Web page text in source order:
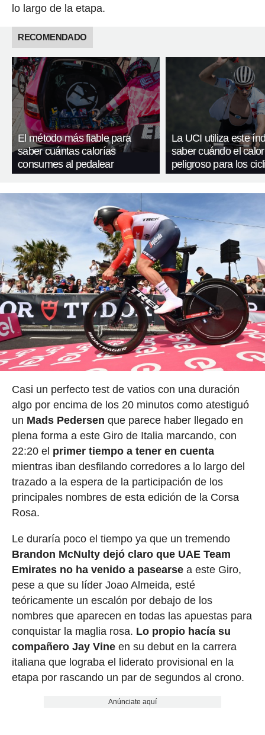
lo largo de la etapa.
RECOMENDADO
El método más fiable para
saber cuántas calorías
consumes al pedalear
La UCI utiliza este
saber cuándo el
peligroso para los
Casi un perfecto test de vatios con una duración
algo por encima de los 20 minutos como atestiguó
un Mads Pedersen que parece haber llegado en
plena forma a este Giro de Italia marcando, con
22:20 el primer tiempo a tener en cuenta
mientras iban desfilando corredores a lo largo del
trazado a la espera de la participación de los
principales nombres de esta edición de la Corsa
Rosa.
Le duraría poco el tiempo ya que un tremendo
Brandon McNulty dejó claro que UAE Team
Emirates no ha venido a pasearsea este Giro,
pese a que su líder Joao Almeida, esté
teóricamente un escalón por debajo de los
nombres que aparecen en todas las apuestas para
conquistar la maglia rosa. Lo propio hacía su
compañero Jay Vineen su debut en la carrera
italiana que lograba el liderato provisional en la
etapa por rascando un par de segundos al crono.
Anúnciate aquí